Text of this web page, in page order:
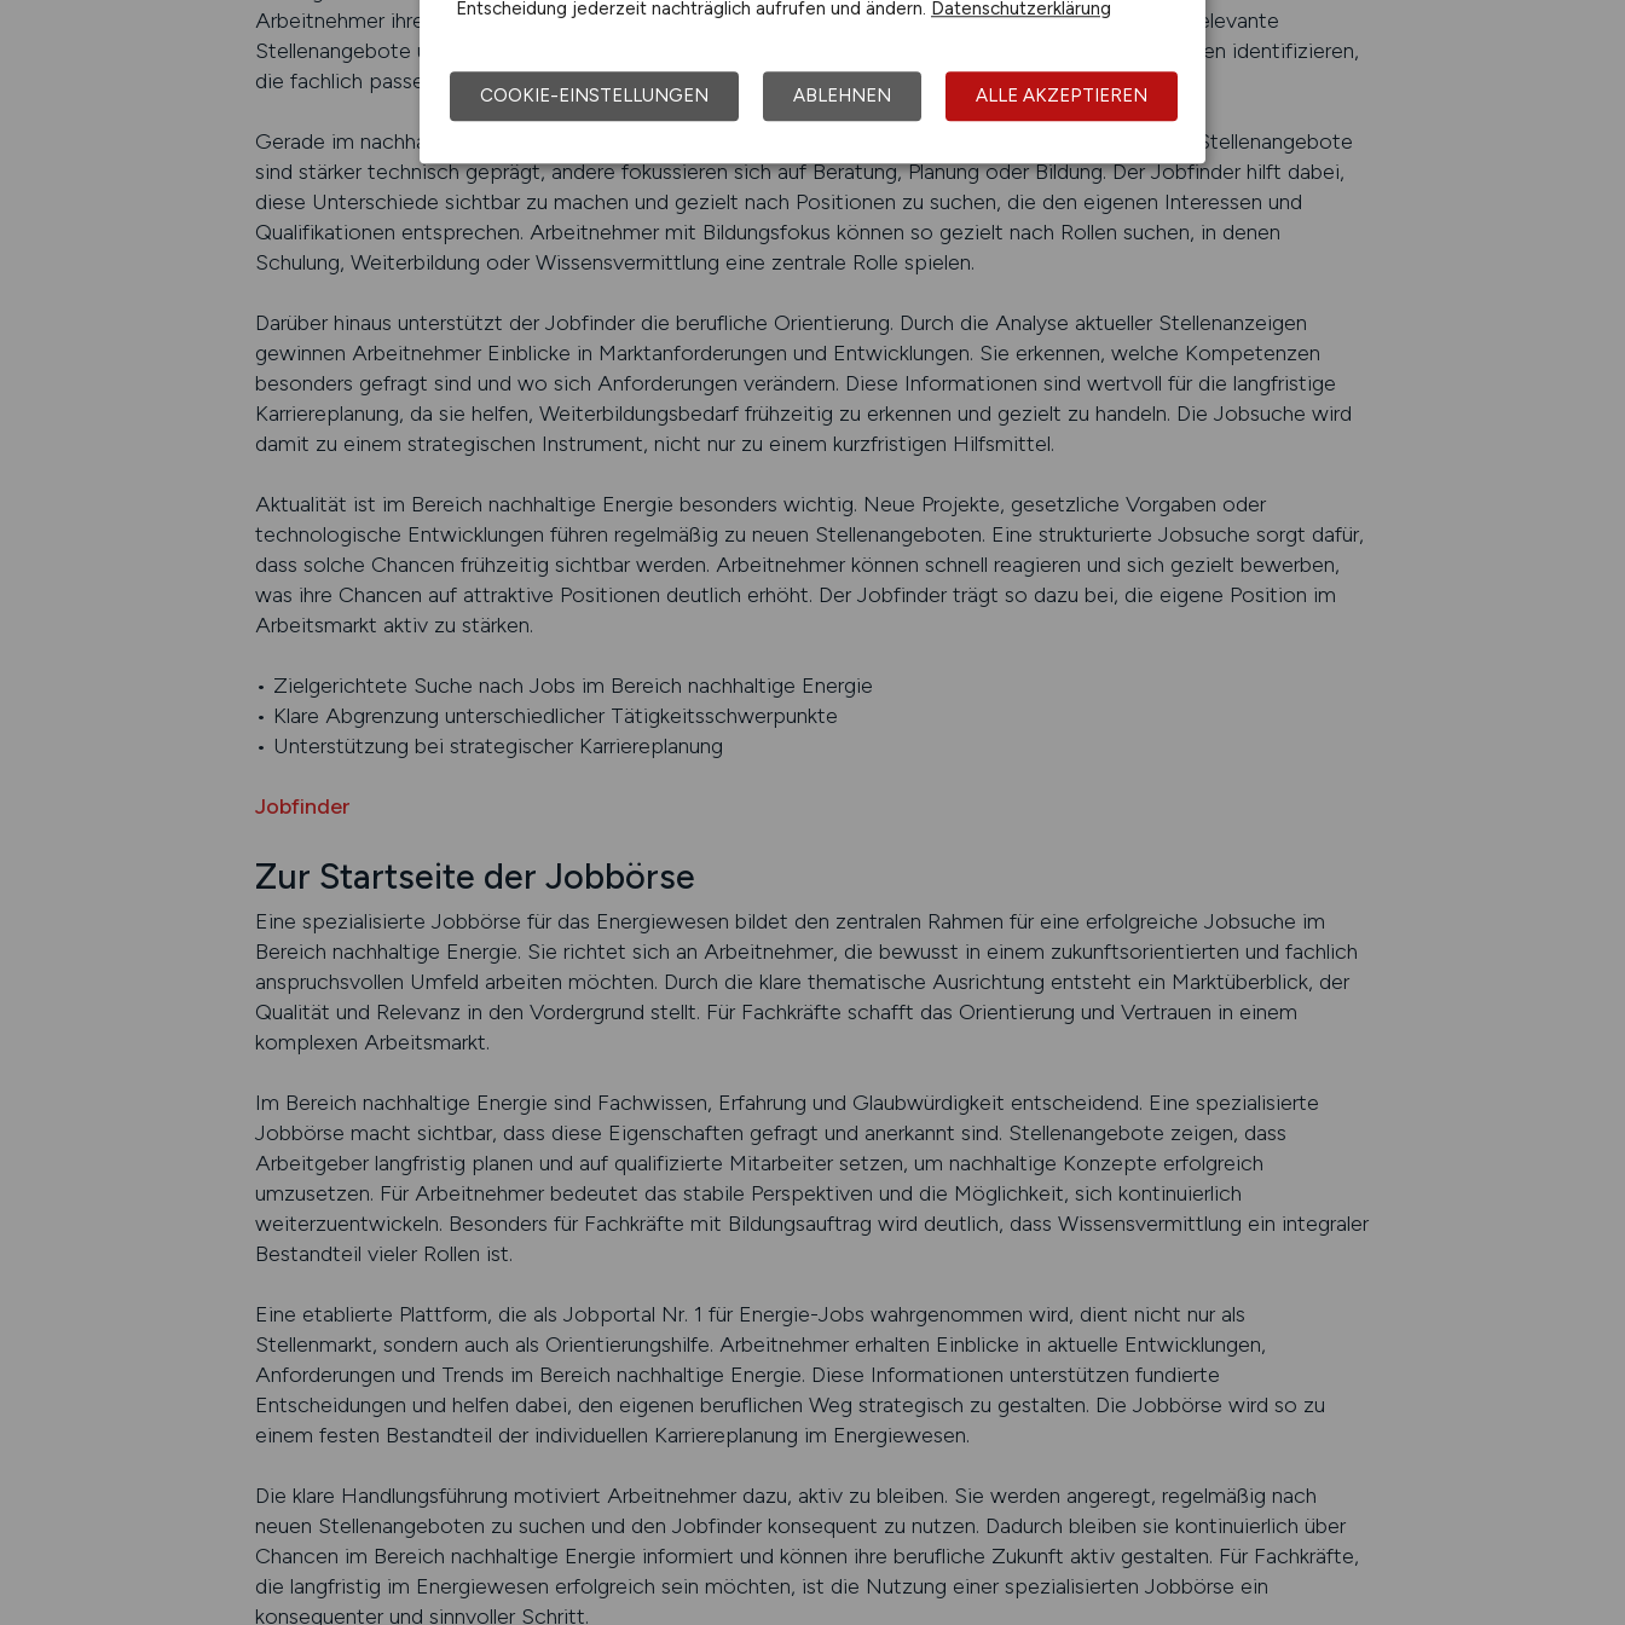
Arbeitnehmer ihre Suche klar ausrichten sollten. Der Jobfinder unterstützt diesen Prozess, indem er relevante
Stellenangebote übersichtlich darstellt und eine gezielte Auswahl ermöglicht. So lassen sich Positionen identifizieren,
die fachlich passen und langfristige Perspektiven bieten.
Gerade im nachhaltigen Energiesektor ist es wichtig, den eigenen Schwerpunkt zu kennen. Manche Stellenangebote
sind stärker technisch geprägt, andere fokussieren sich auf Beratung, Planung oder Bildung. Der Jobfinder hilft dabei,
diese Unterschiede sichtbar zu machen und gezielt nach Positionen zu suchen, die den eigenen Interessen und
Qualifikationen entsprechen. Arbeitnehmer mit Bildungsfokus können so gezielt nach Rollen suchen, in denen
Schulung, Weiterbildung oder Wissensvermittlung eine zentrale Rolle spielen.
Darüber hinaus unterstützt der Jobfinder die berufliche Orientierung. Durch die Analyse aktueller Stellenanzeigen
gewinnen Arbeitnehmer Einblicke in Marktanforderungen und Entwicklungen. Sie erkennen, welche Kompetenzen
besonders gefragt sind und wo sich Anforderungen verändern. Diese Informationen sind wertvoll für die langfristige
Karriereplanung, da sie helfen, Weiterbildungsbedarf frühzeitig zu erkennen und gezielt zu handeln. Die Jobsuche wird
damit zu einem strategischen Instrument, nicht nur zu einem kurzfristigen Hilfsmittel.
Aktualität ist im Bereich nachhaltige Energie besonders wichtig. Neue Projekte, gesetzliche Vorgaben oder
technologische Entwicklungen führen regelmäßig zu neuen Stellenangeboten. Eine strukturierte Jobsuche sorgt dafür,
dass solche Chancen frühzeitig sichtbar werden. Arbeitnehmer können schnell reagieren und sich gezielt bewerben,
was ihre Chancen auf attraktive Positionen deutlich erhöht. Der Jobfinder trägt so dazu bei, die eigene Position im
Arbeitsmarkt aktiv zu stärken.
• Zielgerichtete Suche nach Jobs im Bereich nachhaltige Energie
• Klare Abgrenzung unterschiedlicher Tätigkeitsschwerpunkte
• Unterstützung bei strategischer Karriereplanung
Jobfinder
Zur Startseite der Jobbörse
Eine spezialisierte Jobbörse für das Energiewesen bildet den zentralen Rahmen für eine erfolgreiche Jobsuche im
Bereich nachhaltige Energie. Sie richtet sich an Arbeitnehmer, die bewusst in einem zukunftsorientierten und fachlich
anspruchsvollen Umfeld arbeiten möchten. Durch die klare thematische Ausrichtung entsteht ein Marktüberblick, der
Qualität und Relevanz in den Vordergrund stellt. Für Fachkräfte schafft das Orientierung und Vertrauen in einem
komplexen Arbeitsmarkt.
Im Bereich nachhaltige Energie sind Fachwissen, Erfahrung und Glaubwürdigkeit entscheidend. Eine spezialisierte
Jobbörse macht sichtbar, dass diese Eigenschaften gefragt und anerkannt sind. Stellenangebote zeigen, dass
Arbeitgeber langfristig planen und auf qualifizierte Mitarbeiter setzen, um nachhaltige Konzepte erfolgreich
umzusetzen. Für Arbeitnehmer bedeutet das stabile Perspektiven und die Möglichkeit, sich kontinuierlich
weiterzuentwickeln. Besonders für Fachkräfte mit Bildungsauftrag wird deutlich, dass Wissensvermittlung ein integraler
Bestandteil vieler Rollen ist.
Eine etablierte Plattform, die als Jobportal Nr. 1 für Energie-Jobs wahrgenommen wird, dient nicht nur als
Stellenmarkt, sondern auch als Orientierungshilfe. Arbeitnehmer erhalten Einblicke in aktuelle Entwicklungen,
Anforderungen und Trends im Bereich nachhaltige Energie. Diese Informationen unterstützen fundierte
Entscheidungen und helfen dabei, den eigenen beruflichen Weg strategisch zu gestalten. Die Jobbörse wird so zu
einem festen Bestandteil der individuellen Karriereplanung im Energiewesen.
Die klare Handlungsführung motiviert Arbeitnehmer dazu, aktiv zu bleiben. Sie werden angeregt, regelmäßig nach
neuen Stellenangeboten zu suchen und den Jobfinder konsequent zu nutzen. Dadurch bleiben sie kontinuierlich über
Chancen im Bereich nachhaltige Energie informiert und können ihre berufliche Zukunft aktiv gestalten. Für Fachkräfte,
die langfristig im Energiewesen erfolgreich sein möchten, ist die Nutzung einer spezialisierten Jobbörse ein
konsequenter und sinnvoller Schritt.
Entscheidung jederzeit nachträglich aufrufen und ändern. Datenschutzerklärung
COOKIE-EINSTELLUNGEN ABLEHNEN ALLE AKZEPTIEREN